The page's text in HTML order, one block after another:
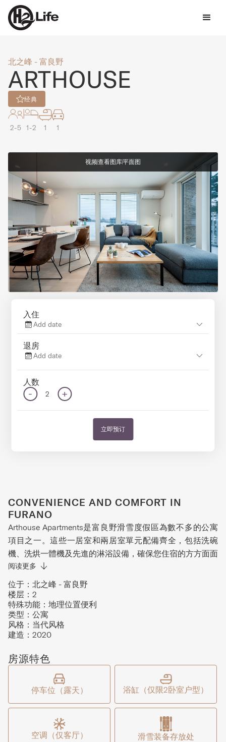
北之峰 - 富良野
ARTHOUSE
经典
2-5 1-2 1 1
视频查看图库平面图
入住
Add date
退房
Add date
人数
- 2 +
立即预订
CONVENIENCE AND COMFORT IN
FURANO
Arthouse Apartments是富良野滑雪度假區為數不多的公寓
項目之一。這些一居室和兩居室單元配備齊全，包括洗碗
機、洗烘一體機及先進的淋浴設備，確保您住宿的方方面面
都得到妥善照顧。公寓位於下御料的優越地段，步行600米
即可到達滑雪區，讓您同時享有寧靜與探險的完美位置。
Arthouse Apartments距離知名的Furano Delice咖啡館僅70
米，讓您在家門口就能品嚐精緻的本地美食。這個社區以擁
有當地最佳咖啡館和頂級餐廳而聞名，公園、寺廟和酒吧也
都在悠閒漫步的範圍內。此外，樓內設有滑雪裝備存放處，
之旅。無論您是滑雪愛好者、美食家，還是只想尋找一處寧
靜的夏日或冬日度假勝地，Arthouse Apartments都將為您
的北海道之旅提供理想的居所。
阅读更多
位于： 北之峰 - 富良野
楼层： 2
特殊功能： 地理位置便利
类型： 公寓
风格： 当代风格
建造： 2020
房源特色
停车位（露天） 浴缸（仅限2卧室户型）
空调（仅客厅） 滑雪装备存放处